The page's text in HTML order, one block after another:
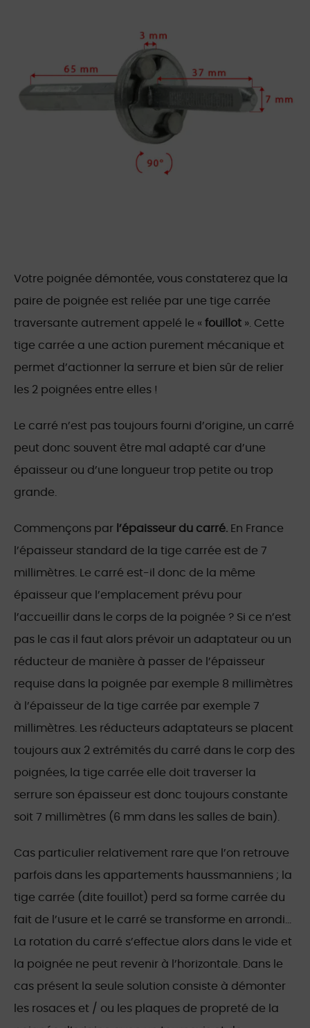
Votre poignée démontée, vous constaterez que la
paire de poignée est reliée par une tige carrée
traversante autrement appelé le « fouillot ». Cette
tige carrée a une action purement mécanique et
permet d’actionner la serrure et bien sûr de relier
les 2 poignées entre elles !
Le carré n’est pas toujours fourni d’origine, un carré
peut donc souvent être mal adapté car d’une
épaisseur ou d’une longueur trop petite ou trop
grande.
Commençons par l’épaisseur du carré. En France
l’épaisseur standard de la tige carrée est de 7
millimètres. Le carré est-il donc de la même
épaisseur que l’emplacement prévu pour
l’accueillir dans le corps de la poignée ? Si ce n’est
pas le cas il faut alors prévoir un adaptateur ou un
réducteur de manière à passer de l’épaisseur
requise dans la poignée par exemple 8 millimètres
à l’épaisseur de la tige carrée par exemple 7
millimètres. Les réducteurs adaptateurs se placent
toujours aux 2 extrémités du carré dans le corp des
poignées, la tige carrée elle doit traverser la
serrure son épaisseur est donc toujours constante
soit 7 millimètres (6 mm dans les salles de bain).
Cas particulier relativement rare que l’on retrouve
parfois dans les appartements haussmanniens ; la
tige carrée (dite fouillot) perd sa forme carrée du
fait de l’usure et le carré se transforme en arrondi…
La rotation du carré s’effectue alors dans le vide et
la poignée ne peut revenir à l’horizontale. Dans le
cas présent la seule solution consiste à démonter
les rosaces et / ou les plaques de propreté de la